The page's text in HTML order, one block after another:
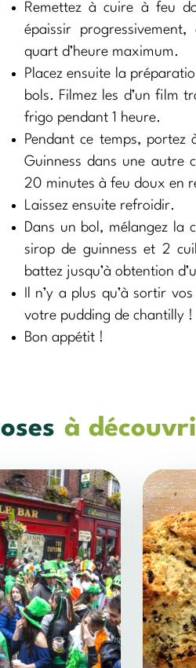
Remettez à cuire à feu
épaissir
quart d’heure maximum.
Placez ensuite la
bols. Filmez les d’un film
frigo pendant 1 heure.
Pendant ce temps,
Guinness dans une autre
20 minutes à feu doux en
Laissez ensuite refroidir.
Dans un bol, mélangez la
sirop de guinness et 2
battez jusqu’à obtention
Il n’y a plus qu’à sortir
votre pudding de chantilly !
Bon appétit !
à